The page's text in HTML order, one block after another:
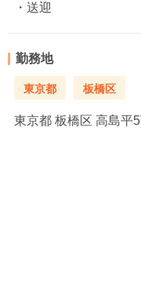
・送迎
勤務地
東京都 板橋区
東京都 板橋区 高島平